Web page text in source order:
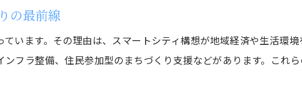
の最前線
います。その理由は、スマートシティ構想が地域経済や生活環
フラ整備、住民参加型のまちづくり支援などがあります。これ